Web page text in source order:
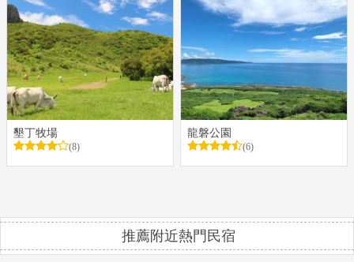
墾丁牧場
(8)
龍磐公園
(6)
推薦附近熱門民宿